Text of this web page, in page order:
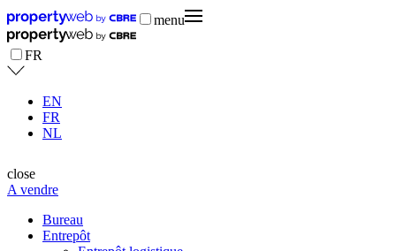
menu
FR
EN
FR
NL
close
A vendre
Bureau
Entrepôt